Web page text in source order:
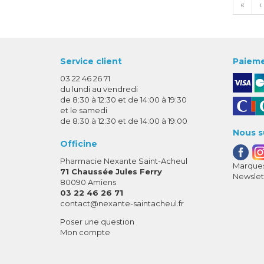
« ‹
Service client
03 22 46 26 71
du lundi au vendredi
de 8:30 à 12:30 et de 14:00 à 19:30
et le samedi
de 8:30 à 12:30 et de 14:00 à 19:00
Officine
Pharmacie Nexante Saint-Acheul
71 Chaussée Jules Ferry
80090 Amiens
03 22 46 26 71
contact-
@-
nexante-saintacheul.fr
Poser une question
Mon compte
Nous